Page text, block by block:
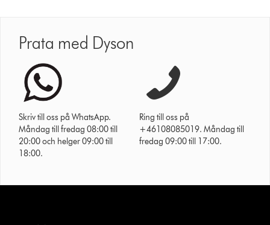
Prata med Dyson
Skriv till oss på WhatsApp.
Måndag till fredag 08:00 till
20:00 och helger 09:00 till
18:00.
Ring till oss på
+46108085019. Måndag till
fredag 09:00 till 17:00.